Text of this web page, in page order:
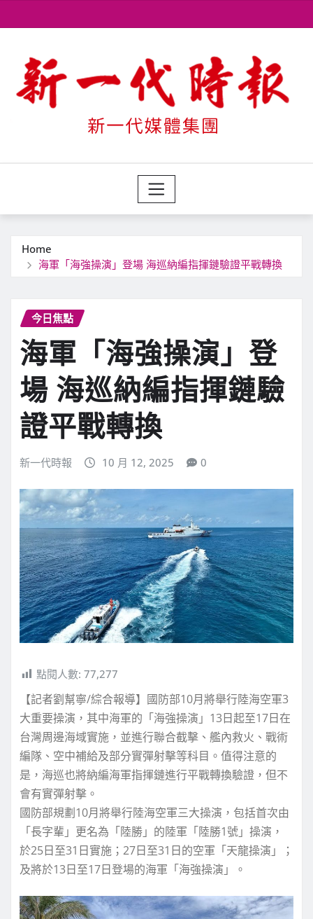
to
Home
海軍「海強操演」登場 海巡納編指揮鏈驗證平戰轉換
今日焦點
海軍「海強操演」登
場 海巡納編指揮鏈驗
證平戰轉換
新一代時報 10 月 12, 2025 0
點閱人數: 77,277
【記者劉幫寧/綜合報導】國防部10月將舉行陸海空軍3
大重要操演，其中海軍的「海強操演」13日起至17日在
台灣周邊海域實施，並進行聯合截擊、艦內救火、戰術
編隊、空中補給及部分實彈射擊等科目。值得注意的
是，海巡也將納編海軍指揮鏈進行平戰轉換驗證，但不
會有實彈射擊。
國防部規劃10月將舉行陸海空軍三大操演，包括首次由
「長字輩」更名為「陸勝」的陸軍「陸勝1號」操演，
於25日至31日實施；27日至31日的空軍「天龍操演」；
及將於13日至17日登場的海軍「海強操演」。